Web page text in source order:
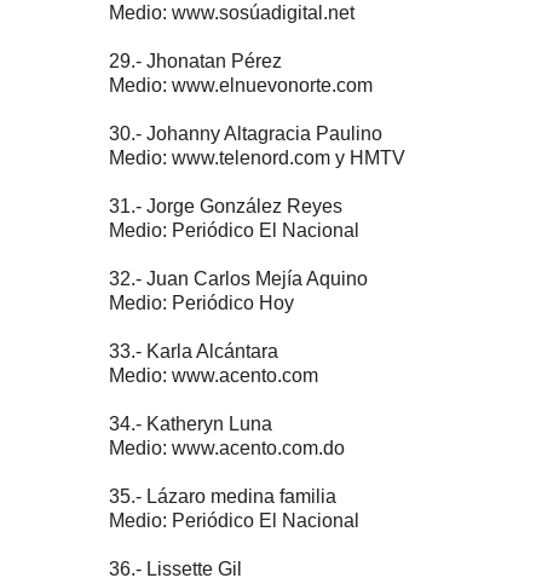
Medio: www.sosúadigital.net
29.- Jhonatan Pérez
Medio: www.elnuevonorte.com
30.- Johanny Altagracia Paulino
Medio: www.telenord.com y HMTV
31.- Jorge González Reyes
Medio: Periódico El Nacional
32.- Juan Carlos Mejía Aquino
Medio: Periódico Hoy
33.- Karla Alcántara
Medio: www.acento.com
34.- Katheryn Luna
Medio: www.acento.com.do
35.- Lázaro medina familia
Medio: Periódico El Nacional
36.- Lissette Gil